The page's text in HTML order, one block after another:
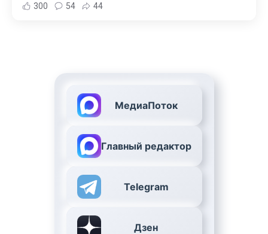
300 54 44
МедиаПоток
Главный редактор
Telegram
Дзен